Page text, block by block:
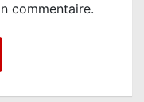
commentaire.